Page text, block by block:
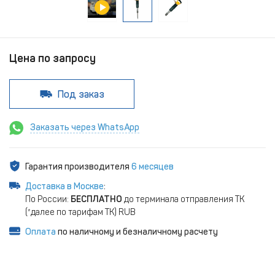
Цена по запросу
Под заказ
Заказать через WhatsApp
Гарантия производителя 6 месяцев
Доставка в Москве:
По России: БЕСПЛАТНО до терминала отправления ТК
(*далее по тарифам ТК) RUB
Оплата по наличному и безналичному расчету